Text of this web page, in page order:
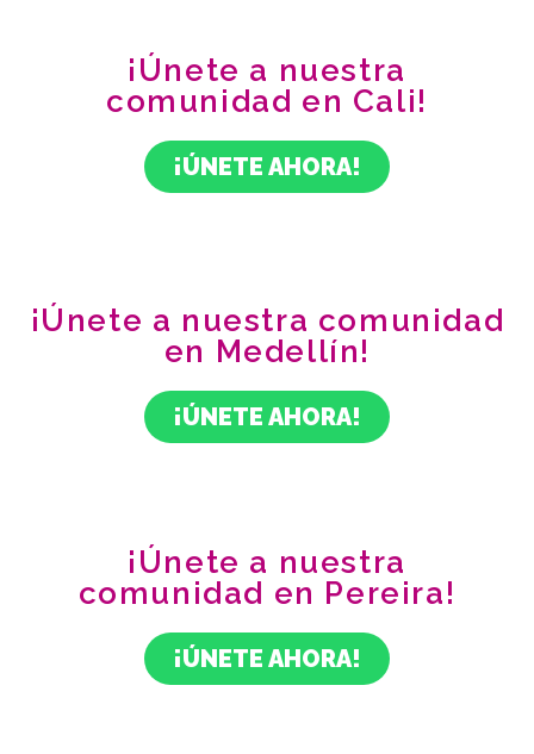
¡Únete a nuestra
comunidad en Cali!
¡ÚNETE AHORA!
¡Únete a nuestra comunidad
en Medellín!
¡ÚNETE AHORA!
¡Únete a nuestra
comunidad en Pereira!
¡ÚNETE AHORA!